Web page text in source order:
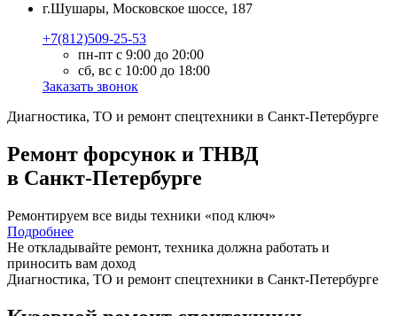
г.Шушары, Московское шоссе, 187
+7(812)509-25-53
пн-пт с 9:00 до 20:00
сб, вс с 10:00 до 18:00
Заказать звонок
Диагностика, ТО и ремонт спецтехники в Санкт-Петербурге
Ремонт форсунок и ТНВД
в Санкт-Петербурге
Ремонтируем все виды техники «под ключ»
Подробнее
Не откладывайте ремонт, техника должна работать и
приносить вам доход
Диагностика, ТО и ремонт спецтехники в Санкт-Петербурге